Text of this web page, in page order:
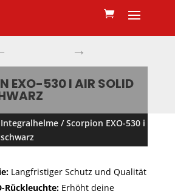
→
EXO-530 I AIR SOLID
Integralhelme/ Scorpion EXO-530 i
Langfristiger Schutz und Qualität
Rückleuchte:Erhöht deine